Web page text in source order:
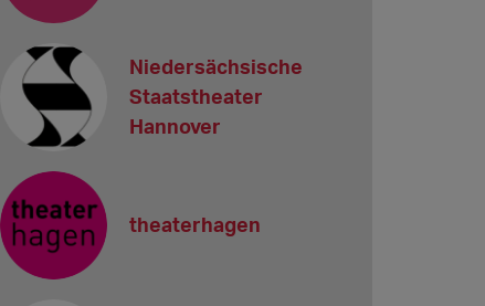
Niedersächsische
Staatstheater
Hannover
theaterhagen